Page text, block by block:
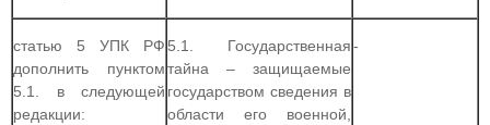
статью 5 УПК РФ
дополнить пунктом
5.1. в следующей
редакции:
5.1. Государственная
тайна – защищаемые
государством сведения в
области его военной,
-